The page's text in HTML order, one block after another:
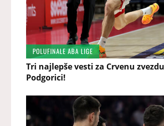
POLUFINALE ABA LIGE
Tri najlepše vesti za Crvenu
Podgorici!